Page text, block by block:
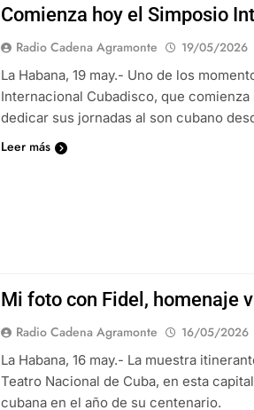
Comienza hoy el Simposio
Radio Cadena Agramonte 19/05/2026
La Habana, 19 may.- Uno de los
Internacional Cubadisco, que
dedicar sus jornadas al son cubano
Leer más
Mi foto con Fidel, homenaje
Radio Cadena Agramonte 16/05/2026
La Habana, 16 may.- La muestra
Teatro Nacional de Cuba, en esta
cubana en el año de su centenario.